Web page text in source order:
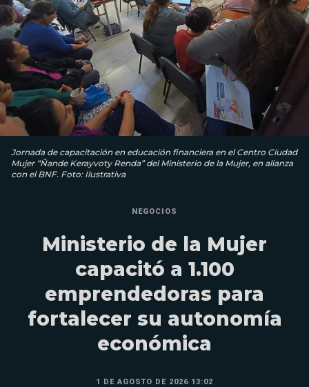
Jornada de capacitación en educación financiera en el Centro Ciudad
Mujer “Ñande Kerayvoty Renda” del Ministerio de la Mujer, en alianza
con el BNF. Foto: Ilustrativa
NEGOCIOS
Ministerio de la Mujer
capacitó a 1.100
emprendedoras para
fortalecer su autonomía
económica
1 DE AGOSTO DE 2026 13:02